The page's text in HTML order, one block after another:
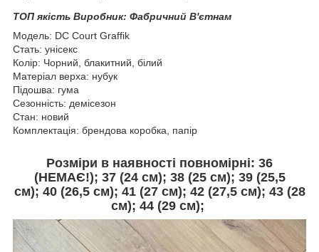
ТОП якість Виробник: Фабричний В'єтнам
Модель: DC Court Graffik
Стать: унісекс
Колір: Чорний, блакитний, білий
Матеріал верха: нубук
Підошва: гума
Сезонність: демісезон
Стан: новий
Комплектація: брендова коробка, папір
Розміри в наявності повномірні: 36
(НЕМАЄ!); 37 (24 см); 38 (25 см); 39 (25,5
см); 40 (26,5 см); 41 (27 см); 42 (27,5 см); 43 (28
см); 44 (29 см);